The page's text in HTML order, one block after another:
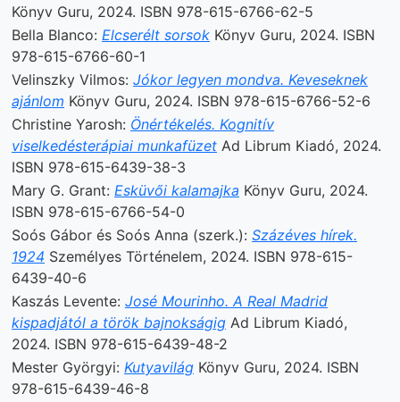
Könyv Guru, 2024. ISBN 978-615-6766-62-5
Bella Blanco: Elcserélt sorsok Könyv Guru, 2024. ISBN
978-615-6766-60-1
Velinszky Vilmos: Jókor legyen mondva. Keveseknek
ajánlom Könyv Guru, 2024. ISBN 978-615-6766-52-6
Christine Yarosh: Önértékelés. Kognitív
viselkedésterápiai munkafüzet Ad Librum Kiadó, 2024.
ISBN 978-615-6439-38-3
Mary G. Grant: Esküvői kalamajka Könyv Guru, 2024.
ISBN 978-615-6766-54-0
Soós Gábor és Soós Anna (szerk.): Százéves hírek.
1924 Személyes Történelem, 2024. ISBN 978-615-
6439-40-6
Kaszás Levente: José Mourinho. A Real Madrid
kispadjától a török bajnokságig Ad Librum Kiadó,
2024. ISBN 978-615-6439-48-2
Mester Györgyi: Kutyavilág Könyv Guru, 2024. ISBN
978-615-6439-46-8